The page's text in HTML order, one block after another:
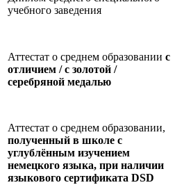
учебного заведения
Аттестат о среднем образовании с
отличием / с золотой /
серебряной медалью
Аттестат о среднем образовании,
полученный в школе с
углублённым изучением
немецкого языка, при наличии
языкового сертификата DSD